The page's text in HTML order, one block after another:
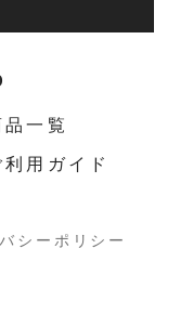
品一覧
利用ガイド
シーポリシー